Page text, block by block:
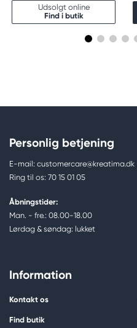
Udsolgt online
Find i butik
Personlig betjening
E-mail: customercare@kreatima.dk
Ring til os: 70 15 01 05
Åbningstider:
Man. - fre.: 08.00-18.00
Lørdag & søndag: lukket
Information
Kontakt os
Find butik